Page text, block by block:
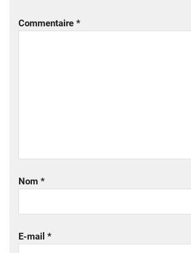
Commentaire *
Nom *
E-mail *